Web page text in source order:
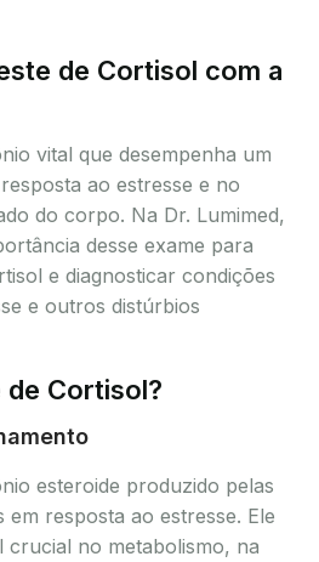
de Cortisol com a
vital que desempenha um
ao estresse e no
do corpo. Na Dr. Lumimed,
desse exame para
e diagnosticar condições
e outros distúrbios
de Cortisol?
esteroide produzido pelas
resposta ao estresse. Ele
crucial no metabolismo, na